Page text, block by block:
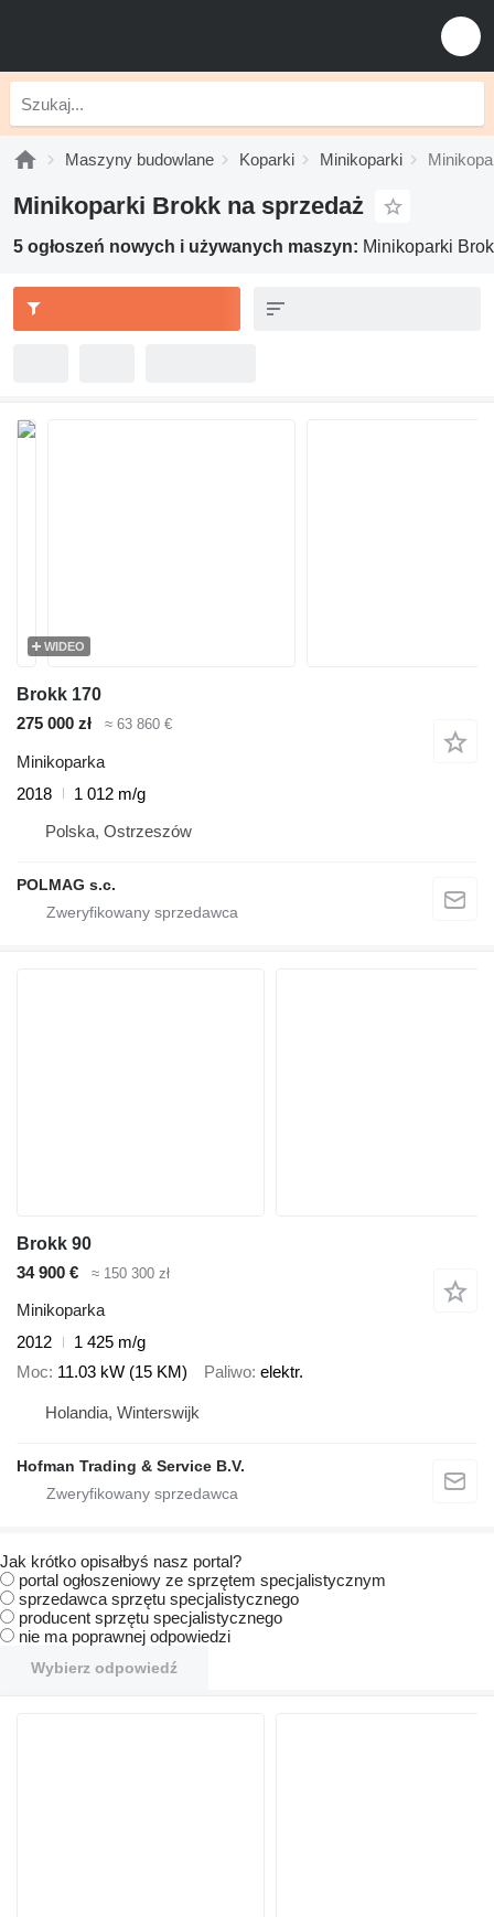
Maszyny budowlane Koparki Minikoparki
Minikoparki Brokk na sprzedaż
5 ogłoszeń nowych i używanych maszyn: Minikoparki
WIDEO
Brokk 170
275 000 zł
≈ 63 860 €
Minikoparka
2018
1 012 m/g
Polska, Ostrzeszów
POLMAG s.c.
Brokk 90
34 900 €
≈ 150 300 zł
Minikoparka
2012
1 425 m/g
Moc 11.03 kW (15 KM) Paliwo elektr.
Holandia, Winterswijk
Hofman Trading & Service B.V.
Jak krótko opisałbyś nasz portal?
portal ogłoszeniowy ze sprzętem specjalistycznym
sprzedawca sprzętu specjalistycznego
producent sprzętu specjalistycznego
nie ma poprawnej odpowiedzi
Wybierz odpowiedź